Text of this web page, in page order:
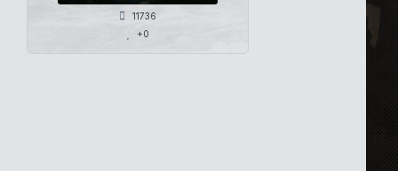
11736
+0